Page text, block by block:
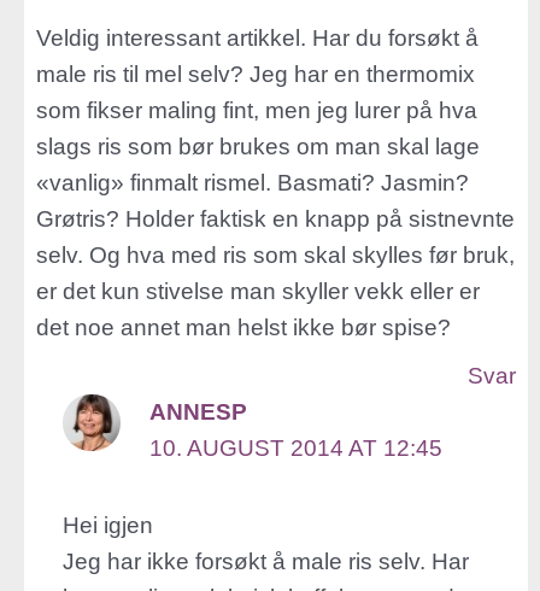
Veldig interessant artikkel. Har du forsøkt å
male ris til mel selv? Jeg har en thermomix
som fikser maling fint, men jeg lurer på hva
slags ris som bør brukes om man skal lage
«vanlig» finmalt rismel. Basmati? Jasmin?
Grøtris? Holder faktisk en knapp på sistnevnte
selv. Og hva med ris som skal skylles før bruk,
er det kun stivelse man skyller vekk eller er
det noe annet man helst ikke bør spise?
Svar
ANNESP
10. AUGUST 2014 AT 12:45
Hei igjen
Jeg har ikke forsøkt å male ris selv. Har